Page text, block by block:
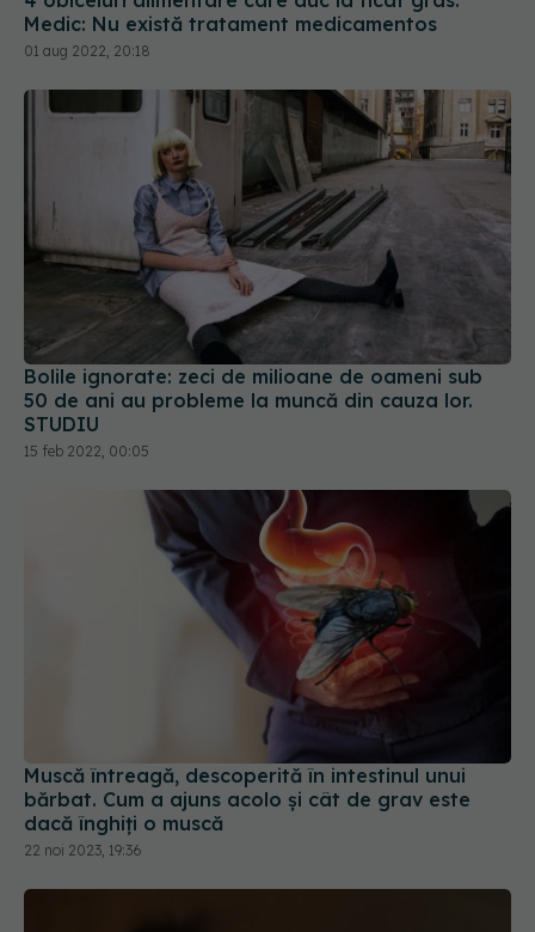
Medic: Nu există tratament medicamentos
01 aug 2022, 20:18
Bolile ignorate: zeci de milioane de oameni sub
50 de ani au probleme la muncă din cauza lor.
STUDIU
15 feb 2022, 00:05
Muscă întreagă, descoperită în intestinul unui
bărbat. Cum a ajuns acolo și cât de grav este
dacă înghiți o muscă
22 noi 2023, 19:36